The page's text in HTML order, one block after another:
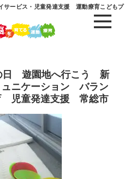
サービス・児童発達支援 運動療育こどもプ
日 遊園地へ行こう 新
ニケーション バラン
児童発達支援 常総市